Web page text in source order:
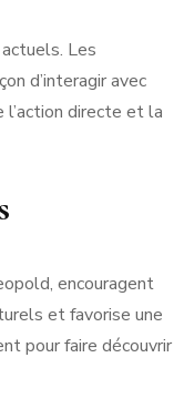
Les
d’interagir avec
l’action directe et la
encouragent
et favorise une
pour faire découvrir